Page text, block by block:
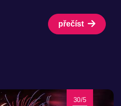
přečíst
30/5